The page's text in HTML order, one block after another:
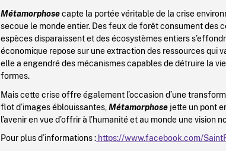
Métamorphosecapte la portée véritable de la crise
secoue le monde entier. Des feux de forêt consument des
espèces disparaissent et des écosystèmes entiers
économique repose sur une extraction des ressources qui
elle a engendré des mécanismes capables de détruire la
formes.
Mais cette crise offre également l’occasion d’une
flot d’images éblouissantes, Métamorphosejette un pont
l’avenir en vue d’offrir à l’humanité et au monde une vision
Pour plus d’informations :https://www.facebook.com/